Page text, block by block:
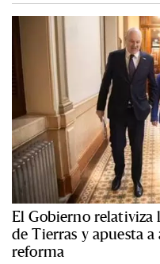
El Gobierno relativiza
de Tierras y apuesta
reforma